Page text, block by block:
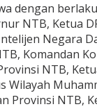
dengan
NTB, Ketua
Negara
Komandan
NTB,
Wilayah
Provinsi NTB,